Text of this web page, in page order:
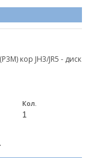
кор JH3/JR5 - диск
Кол.
1